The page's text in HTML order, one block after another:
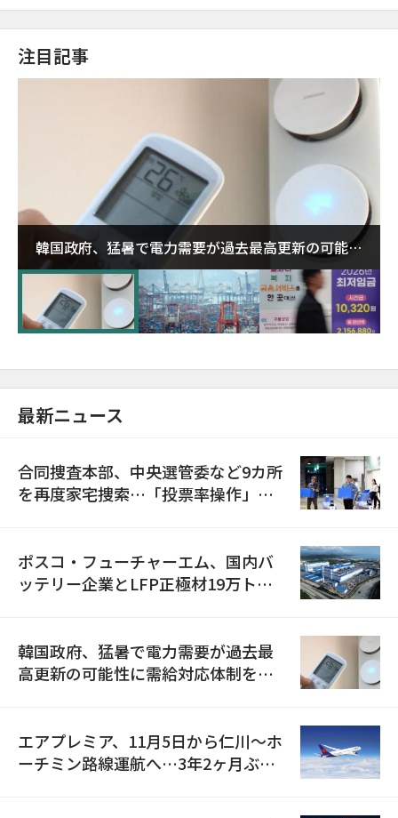
注目記事
韓国政府、猛暑で電力需要が過去最高更新の可能性
に需給対応体制を点検
最新ニュース
合同捜査本部、中央選管委など9カ所
を再度家宅捜索…「投票率操作」の
ポスコ・フューチャーエム、国内バ
ッテリー企業とLFP正極材19万トン
韓国政府、猛暑で電力需要が過去最
高更新の可能性に需給対応体制を点
エアプレミア、11月5日から仁川〜ホ
ーチミン路線運航へ…3年2ヶ月ぶり